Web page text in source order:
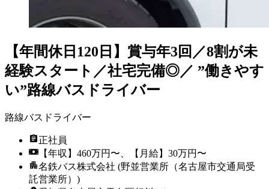
【年間休日120日】賞与年3回／8割が未
経験スタート／社宅完備◎／ ”働きやす
い”路線バスドライバー
路線バスドライバー
正社員
【年収】460万円〜、【月給】30万円〜
名鉄バス株式会社 (野並営業所（名古屋市交通局受
託営業所）)